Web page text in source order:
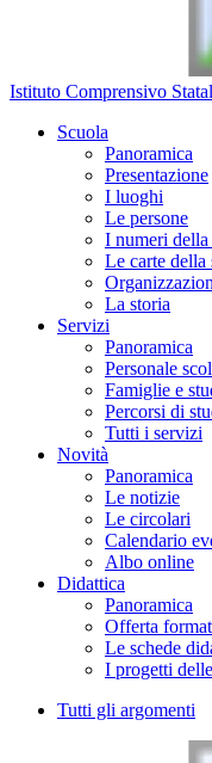
Istituto Comprensivo
Scuola
Panoramica
Presentazione
I luoghi
Le persone
I numeri della
Le carte della
La storia
Servizi
Panoramica
Personale
Famiglie e
Percorsi di
Tutti i servizi
Novità
Panoramica
Le notizie
Le circolari
Calendario
Albo online
Didattica
Panoramica
Offerta
Le schede
I progetti
Tutti gli argomenti